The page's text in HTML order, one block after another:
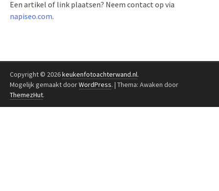
Een artikel of link plaatsen? Neem contact op via
napiseo.com.
Copyright © 2026keukenfotoachterwand.nl.
Mogelijk gemaakt doorWordPress. | Thema: Awaken door
ThemezHut.